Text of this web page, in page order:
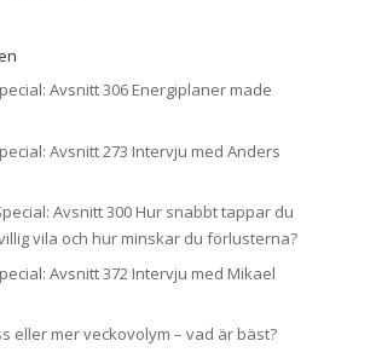
Avsnitt 306 Energiplaner made
Avsnitt 273 Intervju med Anders
Avsnitt 300 Hur snabbt tappar du
vila och hur minskar du förlusterna?
Avsnitt 372 Intervju med Mikael
eller mer veckovolym – vad är bäst?